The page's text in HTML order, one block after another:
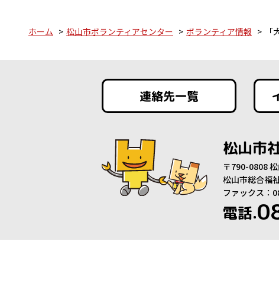
ホーム 松山市ボランティアセンター ボランティア情報
連絡先一覧
松山市
〒790-0808
松山市総合福
ファックス：
電話.